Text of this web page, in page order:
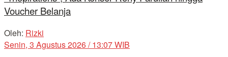
Voucher Belanja
Oleh: Rizki
Senin, 3 Agustus 2026 / 13:07 WIB